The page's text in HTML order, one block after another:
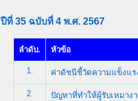
ปีที่ 35 ฉบับที่ 4 พ.ศ. 2567
ลำดับ. หัวข้อ
1. ค่าดัชนีชี้วัดความแข็งแร
2. ปัญหาที่ทำให้ผู้รับเหมาง